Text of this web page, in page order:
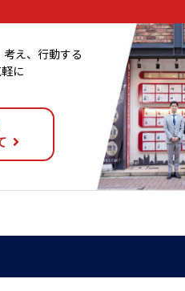
え、行動する
に